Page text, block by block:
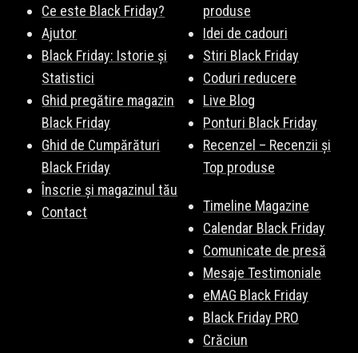
Ce este Black Friday?
Ajutor
Black Friday: Istorie și
Statistici
Ghid pregătire magazin
Black Friday
Ghid de Cumpărături
Black Friday
Înscrie și magazinul tău
Contact
produse
Idei de cadouri
Stiri Black Friday
Coduri reducere
Live Blog
Ponturi Black Friday
Recenzel – Recenzii și
Top produse
Timeline Magazine
Calendar Black Friday
Comunicate de presă
Mesaje Testimoniale
eMAG Black Friday
Black Friday PRO
Crăciun